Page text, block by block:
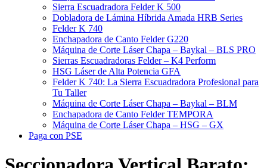
Sierra Escuadradora Felder K 500
Dobladora de Lámina Híbrida Amada HRB Series
Felder K 740
Enchapadora de Canto Felder G220
Máquina de Corte Láser Chapa – Baykal – BLS PRO
Sierras Escuadradoras Felder – K4 Perform
HSG Láser de Alta Potencia GFA
Felder K 740: La Sierra Escuadradora Profesional para
Tu Taller
Máquina de Corte Láser Chapa – Baykal – BLM
Enchapadora de Canto Felder TEMPORA
Máquina de Corte Láser Chapa – HSG – GX
Paga con PSE